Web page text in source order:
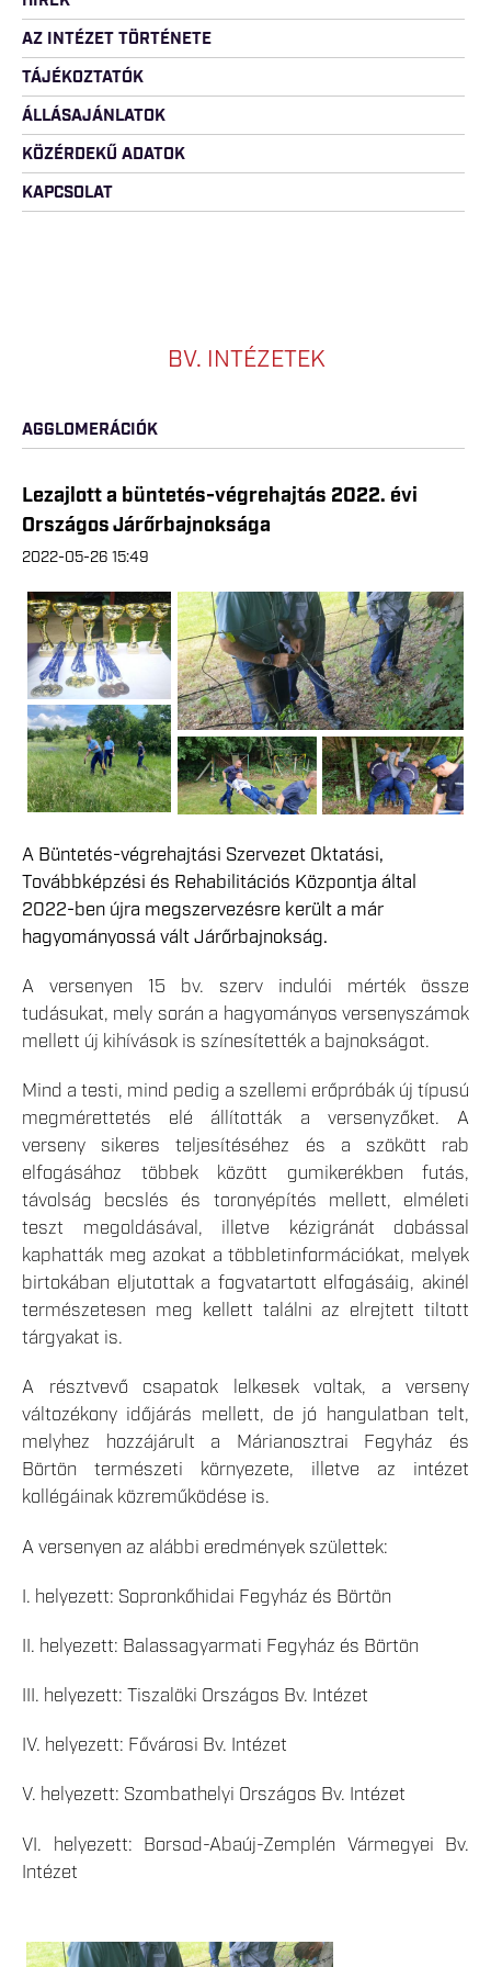
AZ INTÉZET TÖRTÉNETE
TÁJÉKOZTATÓK
ÁLLÁSAJÁNLATOK
KÖZÉRDEKŰ ADATOK
KAPCSOLAT
BV. INTÉZETEK
AGGLOMERÁCIÓK
Lezajlott a büntetés-végrehajtás 2022. évi
Országos Járőrbajnoksága
2022-05-26 15:49
A Büntetés-végrehajtási Szervezet Oktatási,
Továbbképzési és Rehabilitációs Központja által
2022-ben újra megszervezésre került a már
hagyományossá vált Járőrbajnokság.
A versenyen 15 bv. szerv indulói mérték össze
tudásukat, mely során a hagyományos versenyszámok
mellett új kihívások is színesítették a bajnokságot.
Mind a testi, mind pedig a szellemi erőpróbák új típusú
megmérettetés elé állították a versenyzőket. A
verseny sikeres teljesítéséhez és a szökött rab
elfogásához többek között gumikerékben futás,
távolság becslés és toronyépítés mellett, elméleti
teszt megoldásával, illetve kézigránát dobással
kaphatták meg azokat a többletinformációkat, melyek
birtokában eljutottak a fogvatartott elfogásáig, akinél
természetesen meg kellett találni az elrejtett tiltott
tárgyakat is.
A résztvevő csapatok lelkesek voltak, a verseny
változékony időjárás mellett, de jó hangulatban telt,
melyhez hozzájárult a Márianosztrai Fegyház és
Börtön természeti környezete, illetve az intézet
kollégáinak közreműködése is.
A versenyen az alábbi eredmények születtek:
I. helyezett: Sopronkőhidai Fegyház és Börtön
II. helyezett: Balassagyarmati Fegyház és Börtön
III. helyezett: Tiszalöki Országos Bv. Intézet
IV. helyezett: Fővárosi Bv. Intézet
V. helyezett: Szombathelyi Országos Bv. Intézet
VI. helyezett: Borsod-Abaúj-Zemplén Vármegyei Bv.
Intézet